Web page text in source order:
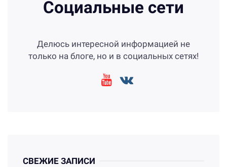
Социальные сети
Делюсь интересной информацией не
только на блоге, но и в социальных сетях!
СВЕЖИЕ ЗАПИСИ